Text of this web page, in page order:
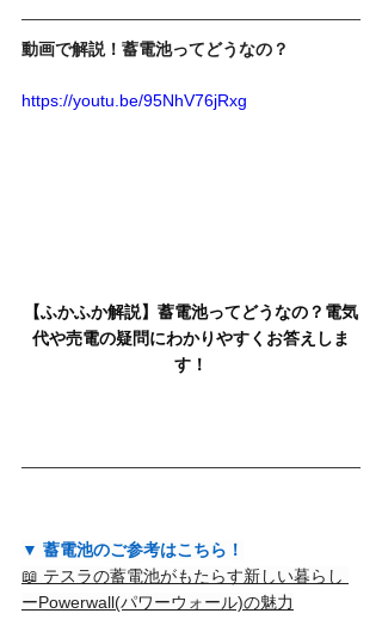
動画で解説！蓄電池ってどうなの？
https://youtu.be/95NhV76jRxg
【ふかふか解説】蓄電池ってどうなの？電気
代や売電の疑問にわかりやすくお答えしま
す！
▼ 蓄電池のご参考はこちら！
📖 テスラの蓄電池がもたらす新しい暮らし
ーPowerwall(パワーウォール)の魅力